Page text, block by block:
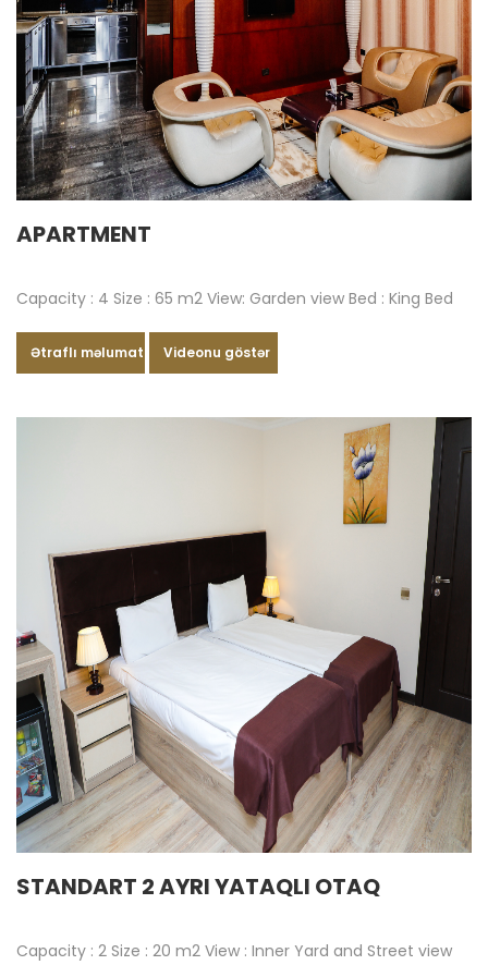
APARTMENT
Capacity : 4 Size : 65 m2 View: Garden view Bed : King Bed
Ətraflı məlumat Videonu göstər
STANDART 2 AYRI YATAQLI OTAQ
Capacity : 2 Size : 20 m2 View : Inner Yard and Street view